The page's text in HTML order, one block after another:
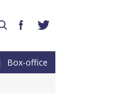
Box-office